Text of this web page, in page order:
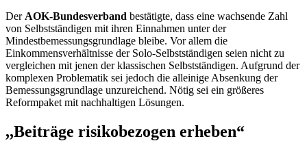
Der AOK-Bundesverband bestätigte, dass eine wachsende Zahl
von Selbstständigen mit ihren Einnahmen unter der
Mindestbemessungsgrundlage bleibe. Vor allem die
Einkommensverhältnisse der Solo-Selbstständigen seien nicht zu
vergleichen mit jenen der klassischen Selbstständigen. Aufgrund der
komplexen Problematik sei jedoch die alleinige Absenkung der
Bemessungsgrundlage unzureichend. Nötig sei ein größeres
Reformpaket mit nachhaltigen Lösungen.
,,Beiträge risikobezogen erheben“